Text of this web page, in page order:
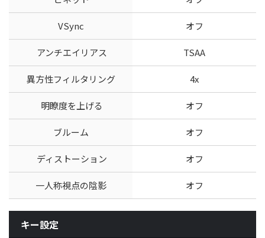
VSync オフ
アンチエイリアス TSAA
異方性フィルタリング 4x
明瞭度を上げる オフ
ブルーム オフ
ディストーション オフ
一人称視点の陰影 オフ
キー設定